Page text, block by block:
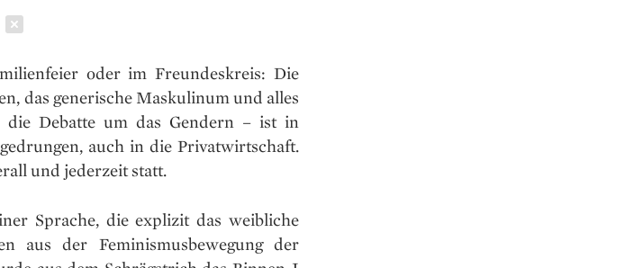
oder im Freundeskreis: Die
das generische Maskulinum und alles
die Debatte um das Gendern – ist in
auch in die Privatwirtschaft.
und jederzeit statt.
Sprache, die explizit das weibliche
aus der Feminismusbewegung der